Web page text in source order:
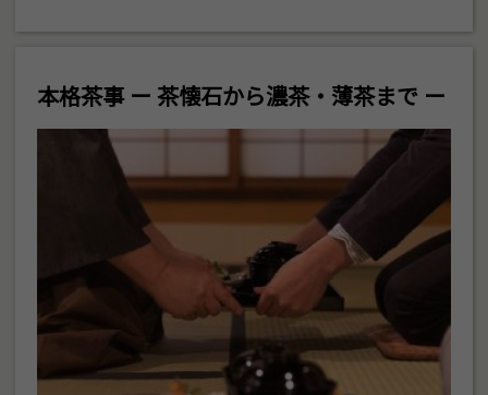
本格茶事 ー 茶懐石から濃茶・薄茶まで ー